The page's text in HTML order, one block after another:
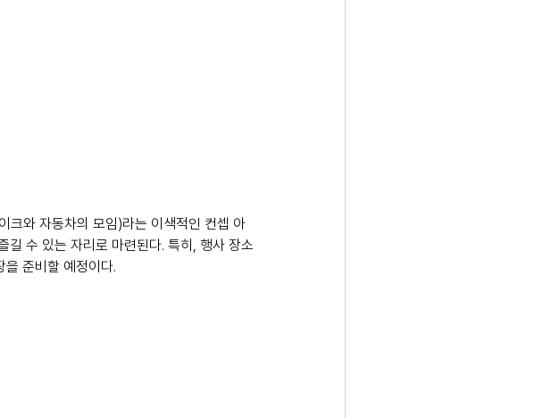
크와 자동차의 모임)라는 이색적인 컨셉 아
길 수 있는 자리로 마련된다. 특히, 행사 장소
준비할 예정이다.